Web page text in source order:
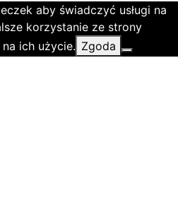
aby świadczyć usługi na
korzystanie ze strony
ich użycie. Zgoda